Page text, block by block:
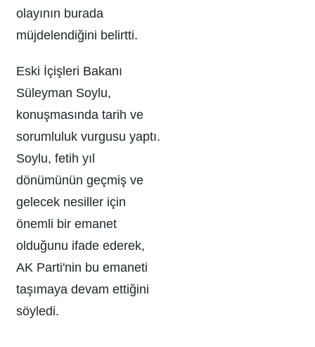
olayının burada
müjdelendiğini belirtti.
Eski İçişleri Bakanı
Süleyman Soylu,
konuşmasında tarih ve
sorumluluk vurgusu yaptı.
Soylu, fetih yıl
dönümünün geçmiş ve
gelecek nesiller için
önemli bir emanet
olduğunu ifade ederek,
AK Parti'nin bu emaneti
taşımaya devam ettiğini
söyledi.